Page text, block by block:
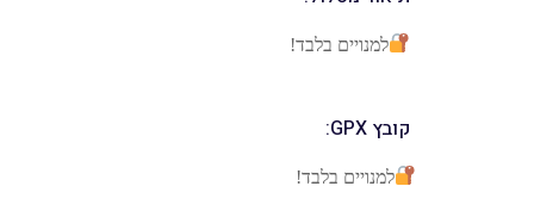
למנויים בלבד!
קובץ GPX:
למנויים בלבד!